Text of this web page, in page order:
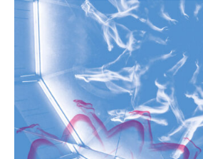
MIRKIDS